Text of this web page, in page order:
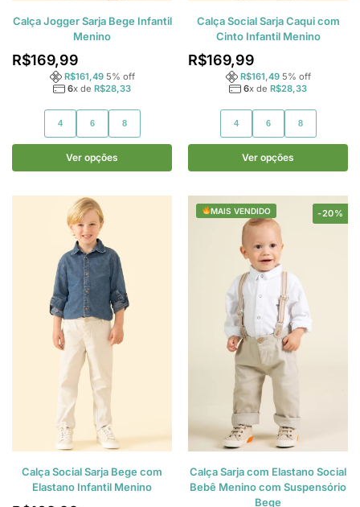
Calça Jogger Sarja Bege Infantil
Menino
R$169,99
R$161,49 5% off
6x de R$28,33
4 6 8
Ver opções
Calça Social Sarja Caqui com
Cinto Infantil Menino
R$169,99
R$161,49 5% off
6x de R$28,33
4 6 8
Ver opções
Calça Social Sarja Bege com
Elastano Infantil Menino
-20%
MAIS VENDIDO
Calça Sarja com Elastano Social
Bebê Menino com Suspensório
Bege